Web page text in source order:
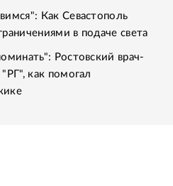
Как Севастополь
в подаче света
Ростовский врач-
как помогал